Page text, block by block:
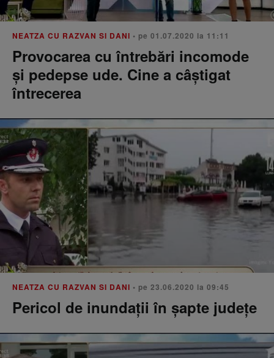
NEATZA CU RAZVAN SI DANI • pe 01.07.2020 la 11:11
Provocarea cu întrebări incomode
și pedepse ude. Cine a câștigat
întrecerea
NEATZA CU RAZVAN SI DANI • pe 23.06.2020 la 09:45
Pericol de inundații în șapte județe